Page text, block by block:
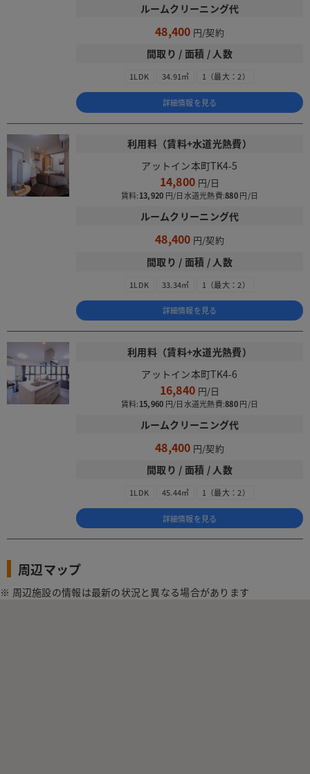
ルームクリーニング代
48,400
間取り / 面積 / 人数
1LDK 34.91㎡ 1（最大：2）
詳細情報を見る
利用料（賃料+水道光熱費）
アットイン本町TK4-5
14,800
賃料:13,920 水道光熱費:880
ルームクリーニング代
48,400
間取り / 面積 / 人数
1LDK 33.34㎡ 1（最大：2）
詳細情報を見る
利用料（賃料+水道光熱費）
アットイン本町TK4-6
16,840
賃料:15,960 水道光熱費:880
ルームクリーニング代
48,400
間取り / 面積 / 人数
1LDK 45.44㎡ 1（最大：2）
詳細情報を見る
周辺マップ
※ 周辺施設の情報は最新の状況と異なる場合があります